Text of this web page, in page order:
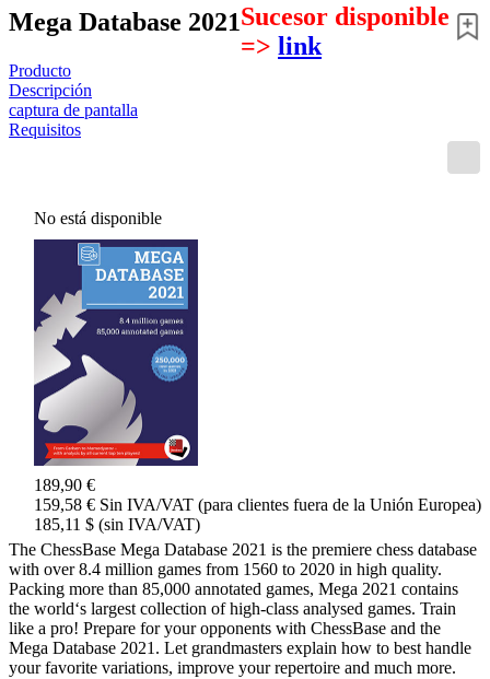
Mega Database 2021Sucesor disponible
=> link
Producto
Descripción
captura de pantalla
Requisitos
No está disponible
189,90 €
159,58 € Sin IVA/VAT (para clientes fuera de la Unión Europea)
185,11 $ (sin IVA/VAT)
The ChessBase Mega Database 2021 is the premiere chess database
with over 8.4 million games from 1560 to 2020 in high quality.
Packing more than 85,000 annotated games, Mega 2021 contains
the world‘s largest collection of high-class analysed games. Train
like a pro! Prepare for your opponents with ChessBase and the
Mega Database 2021. Let grandmasters explain how to best handle
your favorite variations, improve your repertoire and much more.